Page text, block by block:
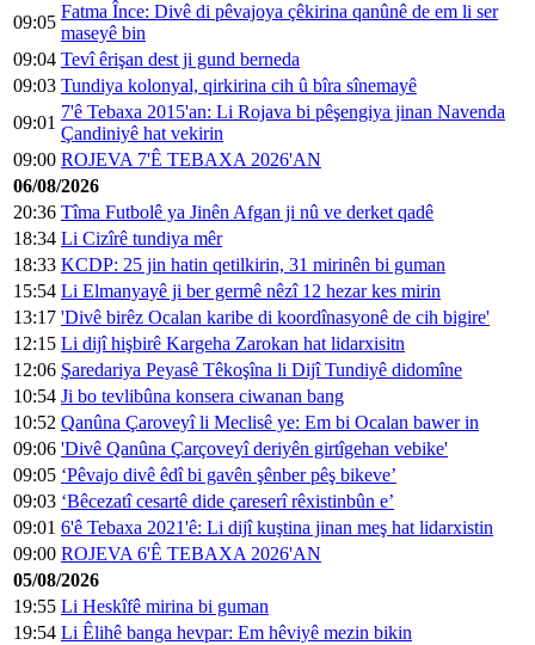
09:05
Fatma Înce: Divê di pêvajoya çêkirina qanûnê de em li ser
maseyê bin
09:04 Tevî êrişan dest ji gund berneda
09:03 Tundiya kolonyal, qirkirina cih û bîra sînemayê
09:01
7'ê Tebaxa 2015'an: Li Rojava bi pêşengiya jinan Navenda
Çandiniyê hat vekirin
09:00 ROJEVA 7'Ê TEBAXA 2026'AN
06/08/2026
20:36 Tîma Futbolê ya Jinên Afgan ji nû ve derket qadê
18:34 Li Cizîrê tundiya mêr
18:33 KCDP: 25 jin hatin qetilkirin, 31 mirinên bi guman
15:54 Li Elmanyayê ji ber germê nêzî 12 hezar kes mirin
13:17 'Divê birêz Ocalan karibe di koordînasyonê de cih bigire'
12:15 Li dijî hişbirê Kargeha Zarokan hat lidarxisitn
12:06 Şaredariya Peyasê Têkoşîna li Dijî Tundiyê didomîne
10:54 Ji bo tevlibûna konsera ciwanan bang
10:52 Qanûna Çaroveyî li Meclisê ye: Em bi Ocalan bawer in
09:06 'Divê Qanûna Çarçoveyî deriyên girtîgehan vebike'
09:05 ‘Pêvajo divê êdî bi gavên şênber pêş bikeve’
09:03 ‘Bêcezatî cesartê dide çareserî rêxistinbûn e’
09:01 6'ê Tebaxa 2021'ê: Li dijî kuştina jinan meş hat lidarxistin
09:00 ROJEVA 6'Ê TEBAXA 2026'AN
05/08/2026
19:55 Li Heskîfê mirina bi guman
19:54 Li Êlihê banga hevpar: Em hêviyê mezin bikin